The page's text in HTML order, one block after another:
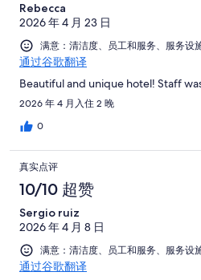
Rebecca
2026 年 4 月 23 日
满意：清洁度、员工和服务、服务设
通过谷歌翻译
Beautiful and unique hotel! Staff
2026 年 4 月入住 2 晚
0
真实点评
10/10 超赞
Sergio ruiz
2026 年 4 月 8 日
满意：清洁度、员工和服务、服务设
通过谷歌翻译